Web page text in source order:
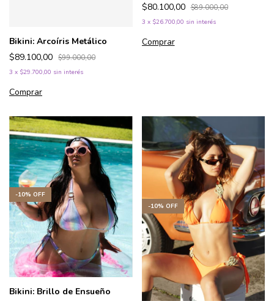
Bikini: Arcoíris Metálico
$89.100,00 $99.000,00
3 x $29.700,00 sin interés
Comprar
$80.100,00 $89.000,00
3 x $26.700,00 sin interés
Comprar
-10% OFF
Bikini: Brillo de Ensueño
-10% OFF